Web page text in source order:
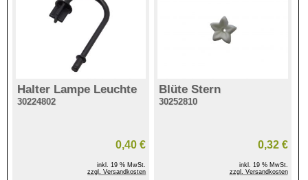
Halter Lampe Leuchte
30224802
0,40 €
inkl. 19 % MwSt.
zzgl. Versandkosten
Blüte Stern
30252810
0,32 €
inkl. 19 % MwSt.
zzgl. Versandkosten